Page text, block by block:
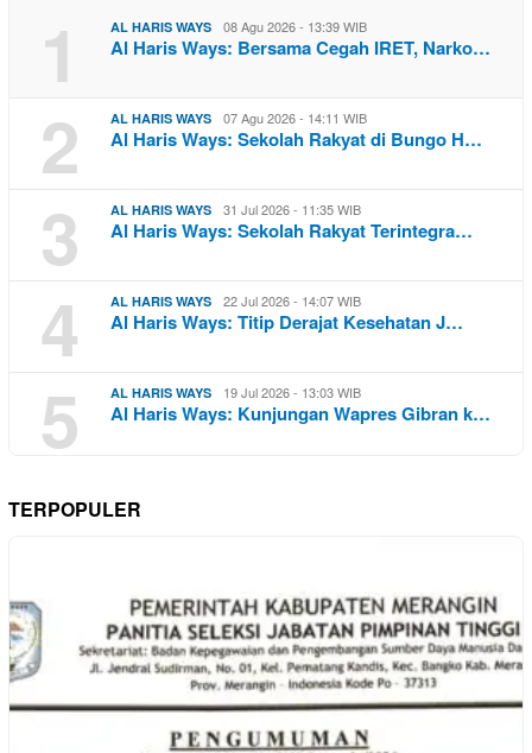
1 AL HARIS WAYS 08 Agu 2026 - 13:39 WIB
Al Haris Ways: Bersama Cegah IRET, Narko…
2 AL HARIS WAYS 07 Agu 2026 - 14:11 WIB
Al Haris Ways: Sekolah Rakyat di Bungo H…
3 AL HARIS WAYS 31 Jul 2026 - 11:35 WIB
Al Haris Ways: Sekolah Rakyat Terintegra…
4 AL HARIS WAYS 22 Jul 2026 - 14:07 WIB
Al Haris Ways: Titip Derajat Kesehatan J…
5 AL HARIS WAYS 19 Jul 2026 - 13:03 WIB
Al Haris Ways: Kunjungan Wapres Gibran k…
TERPOPULER